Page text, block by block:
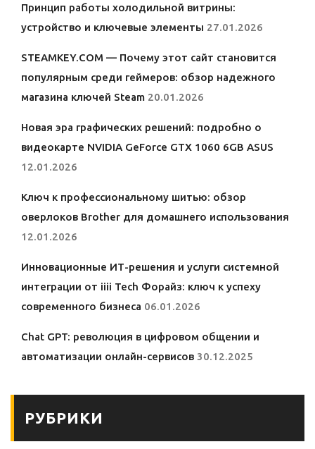
Принцип работы холодильной витрины:
устройство и ключевые элементы 27.01.2026
STEAMKEY.COM — Почему этот сайт становится
популярным среди геймеров: обзор надежного
магазина ключей Steam 20.01.2026
Новая эра графических решений: подробно о
видеокарте NVIDIA GeForce GTX 1060 6GB ASUS
12.01.2026
Ключ к профессиональному шитью: обзор
оверлоков Brother для домашнего использования
12.01.2026
Инновационные ИТ-решения и услуги системной
интеграции от iiii Tech Форайз: ключ к успеху
современного бизнеса 06.01.2026
Chat GPT: революция в цифровом общении и
автоматизации онлайн-сервисов 30.12.2025
РУБРИКИ